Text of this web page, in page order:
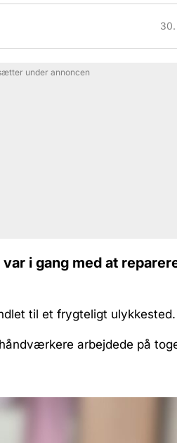
under annoncen
i gang med at
til et frygteligt ulykkested.
arbejdede på